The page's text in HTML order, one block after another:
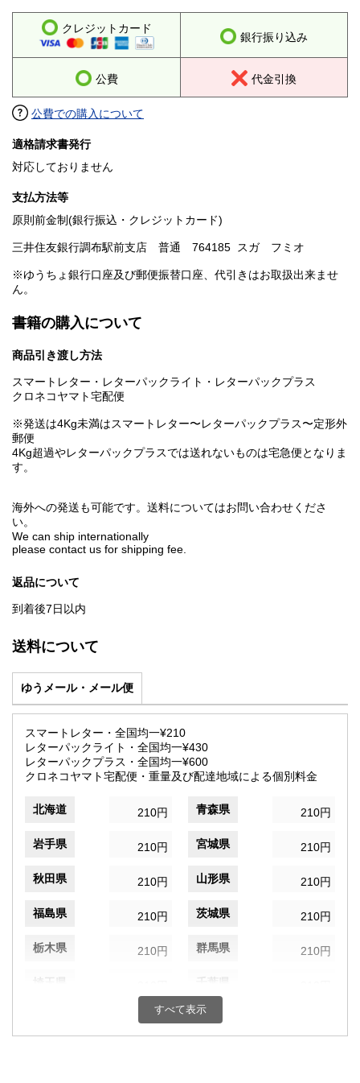
クレジットカード
銀行振り込み
公費 代金引換
公費での購入について
適格請求書発行
対応しておりません
支払方法等
原則前金制(銀行振込・クレジットカード)
三井住友銀行調布駅前支店 普通 764185 スガ フミオ
※ゆうちょ銀行口座及び郵便振替口座、代引きはお取扱出来ませ
ん。
書籍の購入について
商品引き渡し方法
スマートレター・レターパックライト・レターパックプラス
クロネコヤマト宅配便
※発送は4Kg未満はスマートレター〜レターパックプラス〜定形外
郵便
4Kg超過やレターパックプラスでは送れないものは宅急便となりま
す。
海外への発送も可能です。送料についてはお問い合わせくださ
い。
We can ship internationally
please contact us for shipping fee.
返品について
到着後7日以内
送料について
ゆうメール・メール便
スマートレター・全国均一¥210
レターパックライト・全国均一¥430
レターパックプラス・全国均一¥600
クロネコヤマト宅配便・重量及び配達地域による個別料金
北海道 210円 青森県 210円
岩手県 210円 宮城県 210円
秋田県 210円 山形県 210円
福島県 210円 茨城県 210円
栃木県 210円 群馬県 210円
埼玉県 千葉県
210円 神奈川県
すべて表示